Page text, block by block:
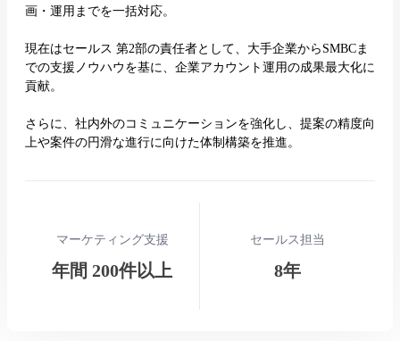
画・運用までを一括対応。
現在はセールス 第2部の責任者として、大手企業からSMBCま
での支援ノウハウを基に、企業アカウント運用の成果最大化に
貢献。
さらに、社内外のコミュニケーションを強化し、提案の精度向
上や案件の円滑な進行に向けた体制構築を推進。
マーケティング支援
年間 200件以上
セールス担当
8年